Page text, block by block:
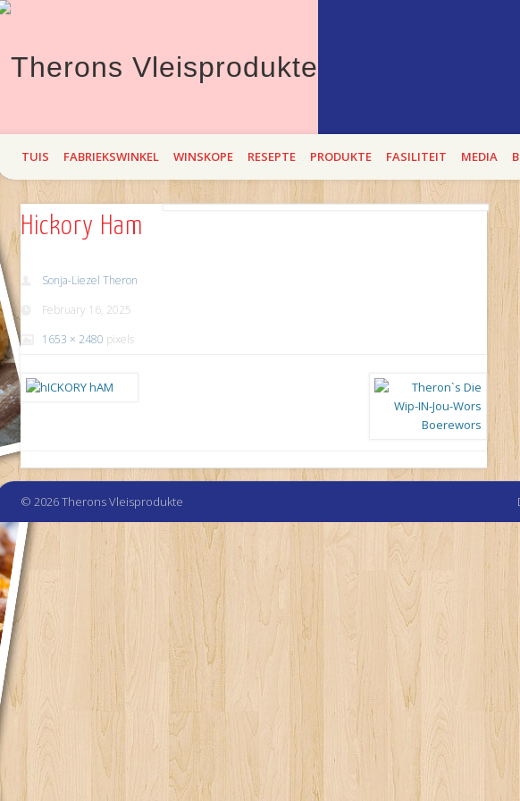
Theron`s Vleisprodukte bied hierdie Lente die beste "entstof" teen bitterbek tye. Met Theron`s se
maand Braai! Kom maak `n draai op 2,3 en 4 SEptember 2021!
TUIS FABRIEKSWINKEL WINSKOPE RESEPTE PRODUKTE FASILITEIT MEDIA
Hickory Ham
Sonja-Liezel Theron
February 16, 2025
1653 × 2480 pixels
© 2026 Therons Vleisprodukte